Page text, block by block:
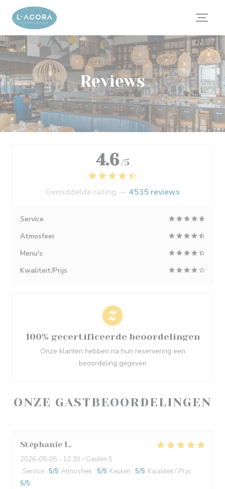
Cookies beheer paneel
Reviews
ONZE GASTBEOORDELINGEN
Stéphanie L
2026-08-05 - 12:30 - Gasten 5
Service : 5/5 Atmosfeer : 5/5 Keuken : 5/5 Kwaliteit / Prijs :
5/5
4.6 /5
Gemiddelde rating — 4535 reviews
Service
Atmosfeer
Menu's
Kwaliteit/Prijs
100% gecertificeerde beoordelingen
Onze klanten hebben na hun reservering een
beoordeling gegeven